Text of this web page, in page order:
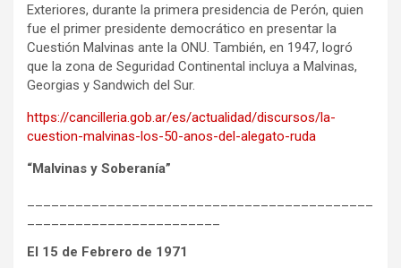
Exteriores, durante la primera presidencia de Perón, quien
fue el primer presidente democrático en presentar la
Cuestión Malvinas ante la ONU. También, en 1947, logró
que la zona de Seguridad Continental incluya a Malvinas,
Georgias y Sandwich del Sur.
https://cancilleria.gob.ar/es/actualidad/discursos/la-
cuestion-malvinas-los-50-anos-del-alegato-ruda
“Malvinas y Soberanía”
El 15 de Febrero de 1971